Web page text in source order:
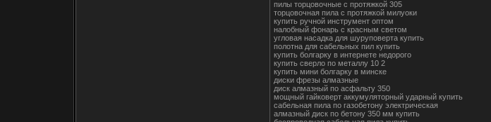
пилы торцовочные с протяжкой 305
торцовочная пила с протяжкой милуоки
купить ручной инструмент оптом
налобный фонарь с красным светом
угловая насадка для шуруповерта купить
полотна для сабельных пил купить
купить болгарку в интернете недорого
купить сверло по металлу 10 2
купить мини болгарку в минске
диски фрезы алмазные
диск алмазный по асфальту 350
мощный гайковерт аккумуляторный ударный купить
сабельная пила по газобетону электрическая
алмазный диск по бетону 350 мм купить